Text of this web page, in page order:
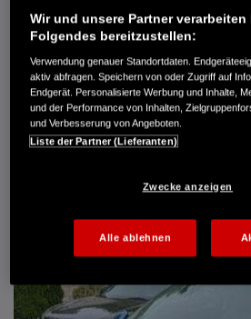
AUTO HARKE GMBH
Randersweide 59-63
21035 Hamburg
+49 40 735 935 0
DETAILS
Wir und unsere Partner verarbeiten
Folgendes bereitzustellen:
Verwendung genauer Standortdaten.
aktiv abfragen. Speichern von oder Zugriff auf
Endgerät. Personalisierte Werbung und Inhalte,
und der Performance von Inhalten,
und Verbesserung von Angeboten.
Liste der Partner (Lieferanten)
Zwecke anzeigen
Alle ablehnen